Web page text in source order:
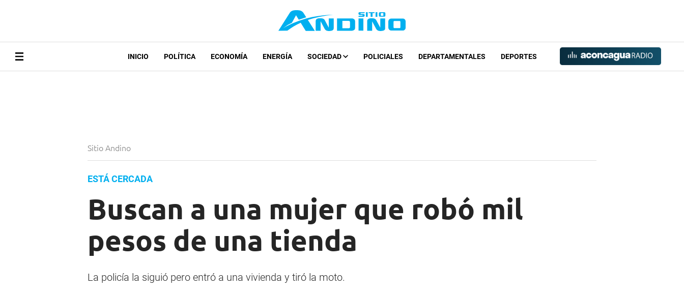
INICIO POLÍTICA ECONOMÍA ENERGÍA SOCIEDAD POLICIALES DEPARTAMENTALES DEPORTES
Sitio Andino
ESTÁ CERCADA
Buscan a una mujer que robó mil
pesos de una tienda
La policía la siguió pero entró a una vivienda y tiró la moto.